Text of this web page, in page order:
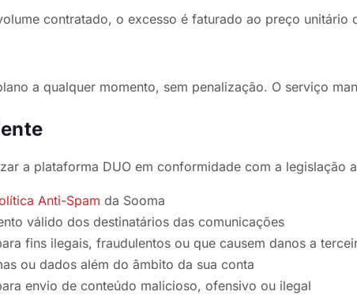
contratado, o excesso é faturado ao preço
a qualquer momento, sem penalização. O serviço
a plataforma DUO em conformidade com a legislação
Anti-Spam da Sooma
válido dos destinatários das comunicações
fins ilegais, fraudulentos ou que causem danos a
ou dados além do âmbito da sua conta
envio de conteúdo malicioso, ofensivo ou ilegal